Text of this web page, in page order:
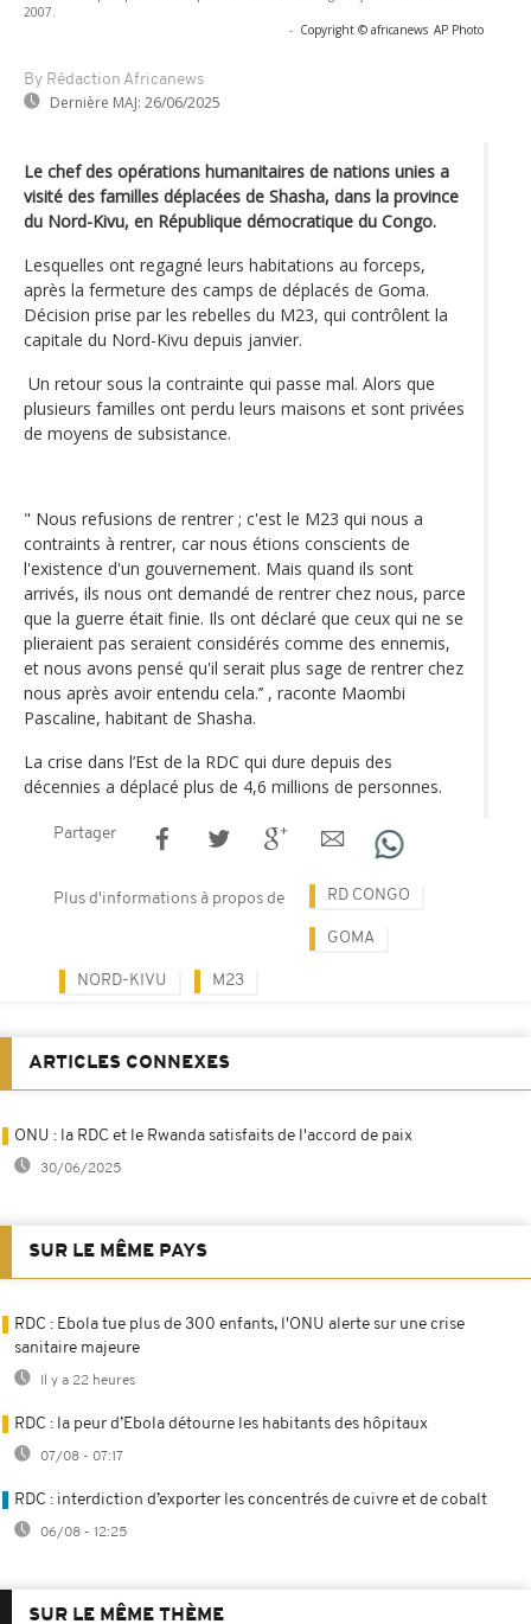
2007.
- Copyright © africanews AP Photo
By Rédaction Africanews
Dernière MAJ: 26/06/2025
Le chef des opérations humanitaires de nations unies a
visité des familles déplacées de Shasha, dans la province
du Nord-Kivu, en République démocratique du Congo.
Lesquelles ont regagné leurs habitations au forceps,
après la fermeture des camps de déplacés de Goma.
Décision prise par les rebelles du M23, qui contrôlent la
capitale du Nord-Kivu depuis janvier.
Un retour sous la contrainte qui passe mal. Alors que
plusieurs familles ont perdu leurs maisons et sont privées
de moyens de subsistance.
" Nous refusions de rentrer ; c'est le M23 qui nous a
contraints à rentrer, car nous étions conscients de
l'existence d'un gouvernement. Mais quand ils sont
arrivés, ils nous ont demandé de rentrer chez nous, parce
que la guerre était finie. Ils ont déclaré que ceux qui ne se
plieraient pas seraient considérés comme des ennemis,
et nous avons pensé qu'il serait plus sage de rentrer chez
nous après avoir entendu cela.’’ , raconte Maombi
Pascaline, habitant de Shasha.
La crise dans l’Est de la RDC qui dure depuis des
décennies a déplacé plus de 4,6 millions de personnes.
Partager
Plus d'informations à propos de RD CONGO
GOMA
NORD-KIVU M23
ARTICLES CONNEXES
ONU : la RDC et le Rwanda satisfaits de l'accord de paix
30/06/2025
SUR LE MÊME PAYS
RDC : Ebola tue plus de 300 enfants, l'ONU alerte sur une crise
sanitaire majeure
Il y a 22 heures
RDC : la peur d’Ebola détourne les habitants des hôpitaux
07/08 - 07:17
RDC : interdiction d’exporter les concentrés de cuivre et de cobalt
06/08 - 12:25
SUR LE MÊME THÈME